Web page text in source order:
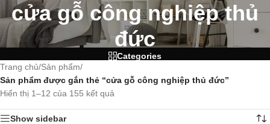
cửa gỗ công nghiệp thủ
đức
Categories
Trang chủ/Sản phẩm/
Sản phẩm được gắn thẻ “cửa gỗ công nghiệp thủ đức”
Hiển thị 1–12 của 155 kết quả
Show sidebar